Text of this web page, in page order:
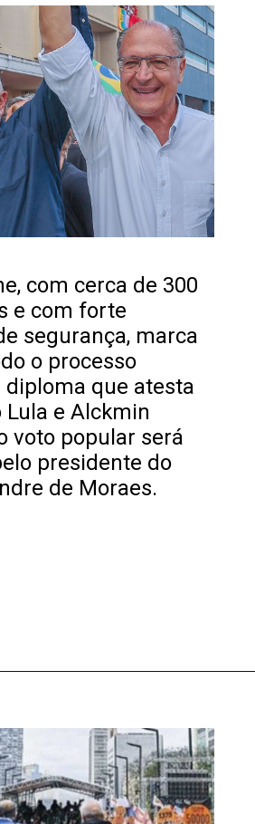
com cerca de 300
e com forte
segurança, marca
o processo
diploma que atesta
e Alckmin
voto popular será
presidente do
de Moraes.